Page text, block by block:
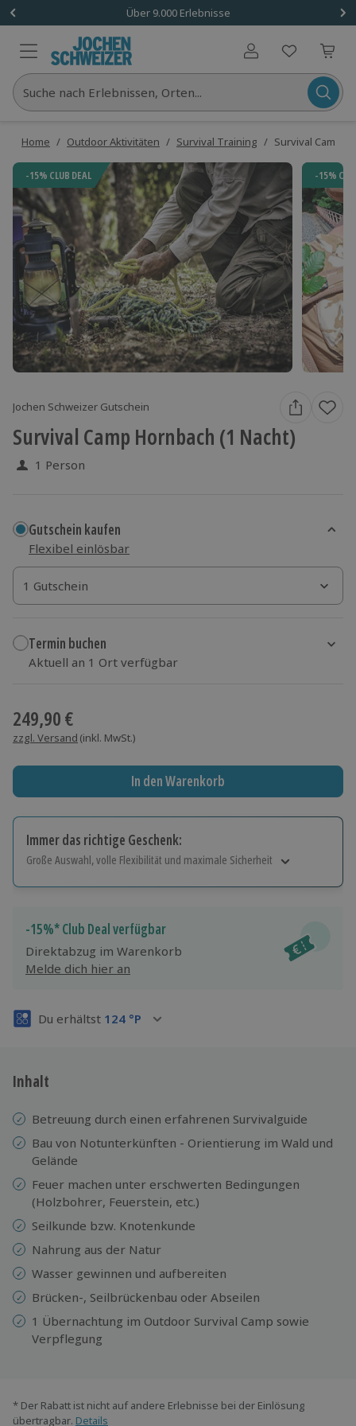
Über 9.000 Erlebnisse
Benutzerkonto
Suche nach Erlebnissen, Orten...
Home / Outdoor Aktivitäten / Survival Training / Survival Camp
-15% CLUB DEAL -15%
Jochen Schweizer Gutschein
Survival Camp Hornbach (1 Nacht)
1 Person
Gutschein kaufen
Flexibel einlösbar
1 Gutschein
1 Gutschein
1 Gutschein
Termin buchen
Aktuell an 1 Ort verfügbar
249,90 €
zzgl. Versand (inkl. MwSt.)
In den Warenkorb
Immer das richtige Geschenk:
Große Auswahl, volle Flexibilität und maximale Sicherheit
Jeder Gutschein für alle Erlebnisse einlösbar.
Maximale Sicherheit
3 Jahre gültig & verlängerbar.
-15%* Club Deal verfügbar
Direktabzug im Warenkorb
Melde dich hier an
Du erhältst 124 °P
Inhalt
Betreuung durch einen erfahrenen Survivalguide
Bau von Notunterkünften - Orientierung im Wald und
Gelände
Feuer machen unter erschwerten Bedingungen
(Holzbohrer, Feuerstein, etc.)
Seilkunde bzw. Knotenkunde
Nahrung aus der Natur
Wasser gewinnen und aufbereiten
Brücken-, Seilbrückenbau oder Abseilen
1 Übernachtung im Outdoor Survival Camp sowie
Verpflegung
* Der Rabatt ist nicht auf andere Erlebnisse bei der Einlösung
übertragbar. Details